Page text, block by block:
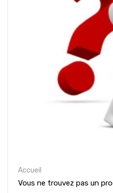
Accueil
Vous ne trouvez pas un